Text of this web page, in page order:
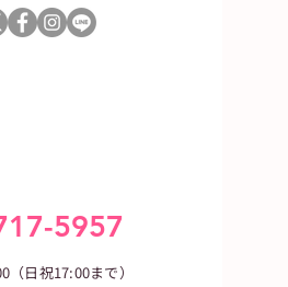
5957
（日祝17:00まで）